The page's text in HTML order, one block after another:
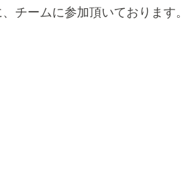
チームに参加頂いております。